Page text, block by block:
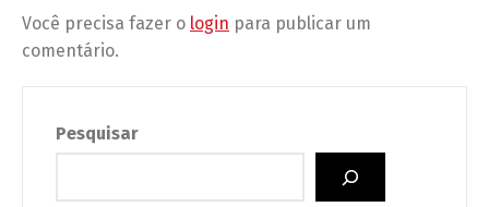
Você precisa fazer o login para publicar um
comentário.
Pesquisar